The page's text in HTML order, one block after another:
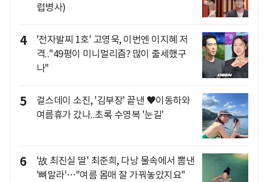
럽병사)
4
'전자발찌 1호' 고영욱, 이번엔 이지혜 저
격.."49평이 미니멀리즘? 많이 출세했구
나"
5
걸스데이 소진, '김부장' 끝낸 ♥이동하와
여름휴가 갔나..초록 수영복 '눈길'
6
'故 최진실 딸' 최준희, 다낭 물속에서 뽐낸
'뼈말라'…"여름 몸매 잘 가꿔놓았지요"